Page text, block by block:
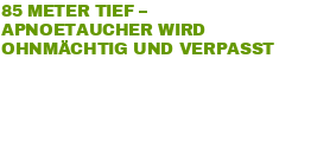
85 METER TIEF –
APNOETAUCHER WIRD
OHNMÄCHTIG UND VERPASST